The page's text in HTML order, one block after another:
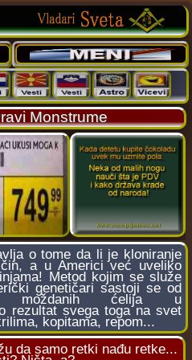
Monstrume
o tome da li je kloniranje
a u Americi već uveliko
Metod kojim se služe
genetičari sastoji se od
moždanih ćelija u
rezultat svega toga na svet
kopitama, repom...
da samo retki nađu retke...